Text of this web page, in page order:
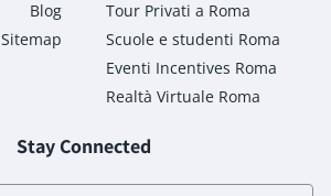
Blog
Sitemap
Tour Privati a Roma
Scuole e studenti Roma
Eventi Incentives Roma
Realtà Virtuale Roma
Stay Connected